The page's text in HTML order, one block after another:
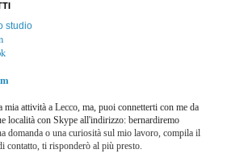
studio
mia attività a Lecco, ma, puoi connetterti con me da
località con Skype all'indirizzo: bernardiremo
domanda o una curiosità sul mio lavoro, compila il
contatto, ti risponderò al più presto.